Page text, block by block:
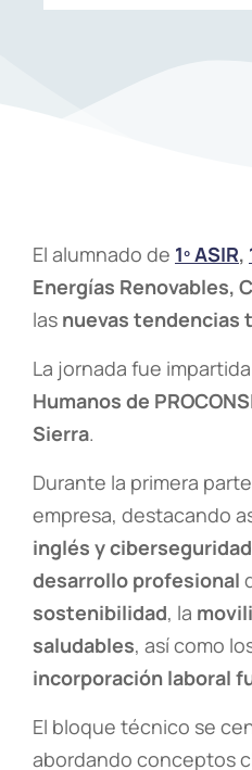
El alumnado de 1º ASIR,
Energías Renovables,
las nuevas tendencias
La jornada fue
Humanos de
Sierra.
Durante la primera
empresa, destacando
inglés y ciberseguridad
desarrollo profesional
sostenibilidad, la
saludables, así como
incorporación laboral
El bloque técnico se
abordando conceptos